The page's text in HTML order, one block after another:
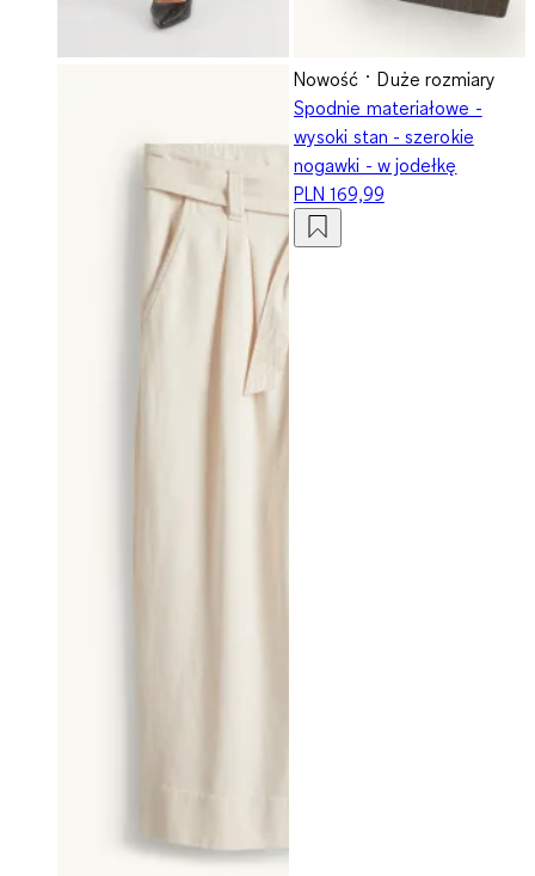
Nowość
Duże rozmiary
Spodnie materiałowe -
wysoki stan - szerokie
nogawki - w jodełkę
PLN 169,99